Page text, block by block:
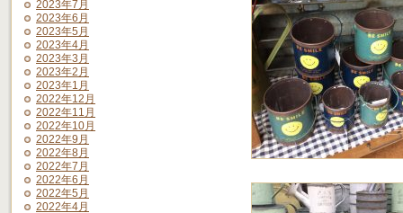
2023年7月
2023年6月
2023年5月
2023年4月
2023年3月
2023年2月
2023年1月
2022年12月
2022年11月
2022年10月
2022年9月
2022年8月
2022年7月
2022年6月
2022年5月
2022年4月